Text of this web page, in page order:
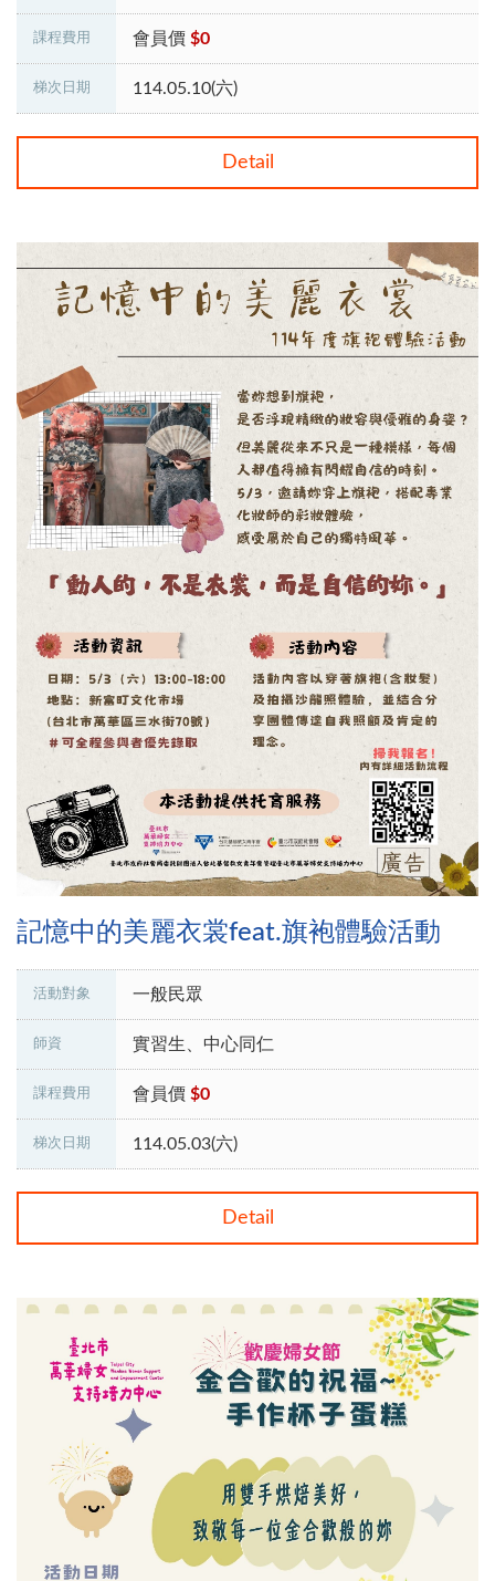
課程費用 會員價 $0
梯次日期 114.05.10(六)
Detail
記憶中的美麗衣裳feat.旗袍體驗活動
活動對象 一般民眾
師資 實習生、中心同仁
課程費用 會員價 $0
梯次日期 114.05.03(六)
Detail